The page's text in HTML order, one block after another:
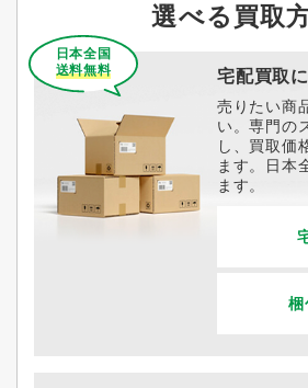
選べる買取
宅配買取
日本全国
送料無料
売りたい商
い。専門の
し、買取価
ます。日本
ます。
梱